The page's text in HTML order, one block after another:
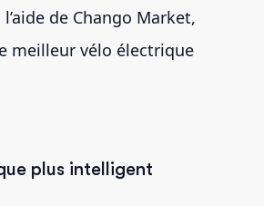
de Chango Market,
meilleur vélo électrique
plus intelligent